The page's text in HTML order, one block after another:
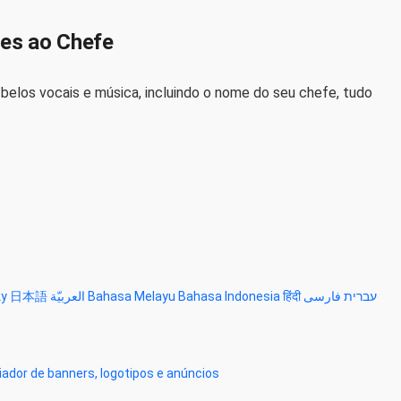
ao Chefe
vocais e música, incluindo o nome do seu chefe, tudo
日本語 Bahasa Melayu Bahasa Indonesia हिंदी עברית فارسی
de banners, logotipos e anúncios